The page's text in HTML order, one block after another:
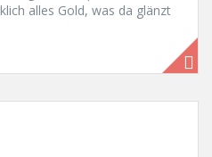
alles Gold, was da glänzt